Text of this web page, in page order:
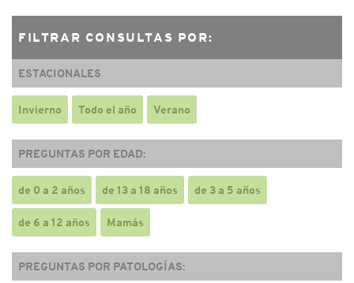
FILTRAR CONSULTAS POR:
ESTACIONALES
Invierno Todo el año Verano
PREGUNTAS POR EDAD:
de 0 a 2 años de 13 a 18 años de 3 a 5 años
de 6 a 12 años Mamás
PREGUNTAS POR PATOLOGÍAS: